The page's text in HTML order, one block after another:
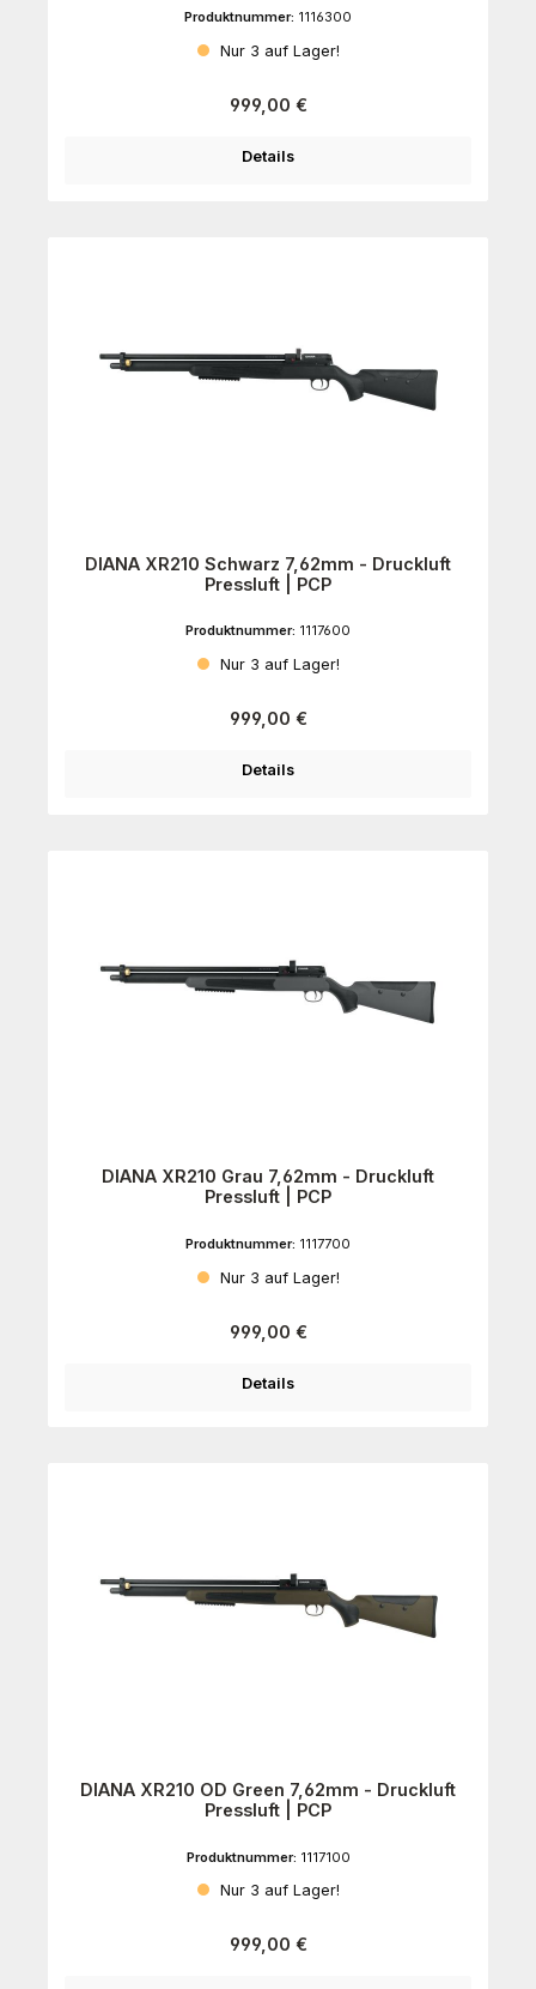
Produktnummer: 1116300
Nur 3 auf Lager!
Regulärer Preis:
999,00 €
Details
DIANA XR210 Schwarz 7,62mm - Druckluft
Pressluft | PCP
Produktnummer: 1117600
Nur 3 auf Lager!
Regulärer Preis:
999,00 €
Details
DIANA XR210 Grau 7,62mm - Druckluft
Pressluft | PCP
Produktnummer: 1117700
Nur 3 auf Lager!
Regulärer Preis:
999,00 €
Details
DIANA XR210 OD Green 7,62mm - Druckluft
Pressluft | PCP
Produktnummer: 1117100
Nur 3 auf Lager!
Regulärer Preis:
999,00 €